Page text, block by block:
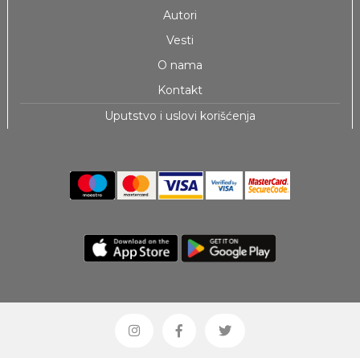
Autori
Vesti
O nama
Kontakt
Uputstvo i uslovi korišćenja